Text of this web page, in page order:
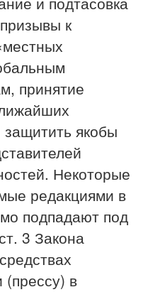
к
принятие
защитить якобы
Некоторые
редакциями в
подпадают под
3 Закона
в